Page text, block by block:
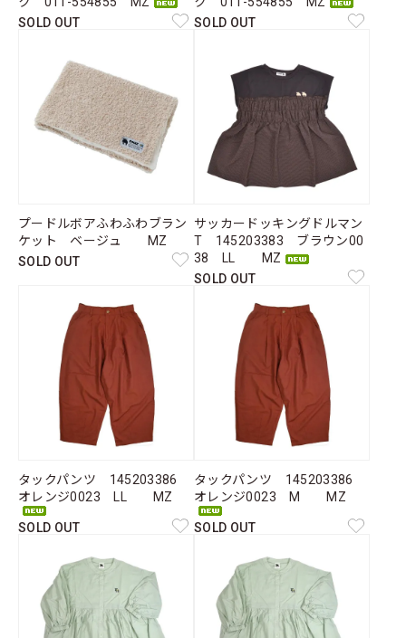
SOLD OUT
SOLD OUT
プードルボアふわふわブラン
ケット ベージュ MZ
SOLD OUT
サッカードッキングドルマン
T 145203383 ブラウン00
38 LL MZ
SOLD OUT
タックパンツ 145203386
オレンジ0023 LL MZ
SOLD OUT
タックパンツ 145203386
オレンジ0023 M MZ
SOLD OUT